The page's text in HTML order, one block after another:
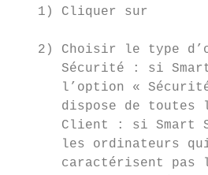
   1) Cliquer sur
2) Choisir le type
Sécurité : si
l’option «
dispose de toutes
Client : si Smart
les ordinateurs
caractérisent pas